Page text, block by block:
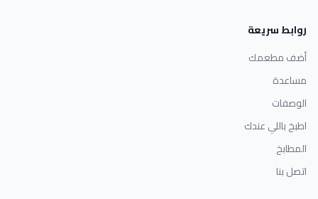
روابط سريعة
أضف مطعمك
مساعدة
الوصفات
اطبخ باللي عندك
المطابخ
اتصل بنا